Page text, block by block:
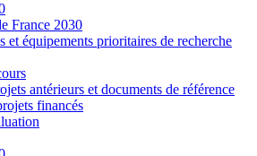
France 2030
et équipements prioritaires de recherche
antérieurs et documents de référence
financés